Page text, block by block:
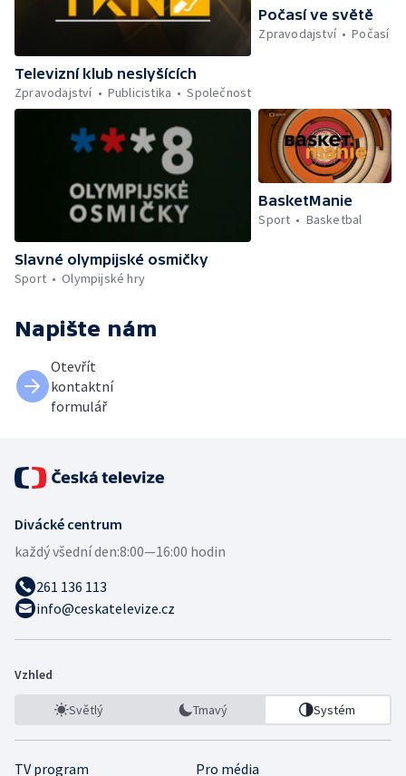
Televizní klub neslyšících
Zpravodajství
Publicistika Společnost
Počasí ve světě
Zpravodajství
Počasí
Slavné olympijské osmičky
Sport
Olympijské hry
BasketManie
Sport
Basketbal
Napište nám
Otevřít
kontaktní
formulář
Divácké centrum
každý všední den:8:00—16:00 hodin
261 136 113
info@ceskatelevize.cz
Vzhled
Světlý Tmavý Systém
TV program Pro média